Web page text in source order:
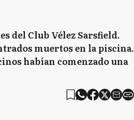
del Club Vélez Sarsfield.
muertos en la piscina.
habían comenzado una